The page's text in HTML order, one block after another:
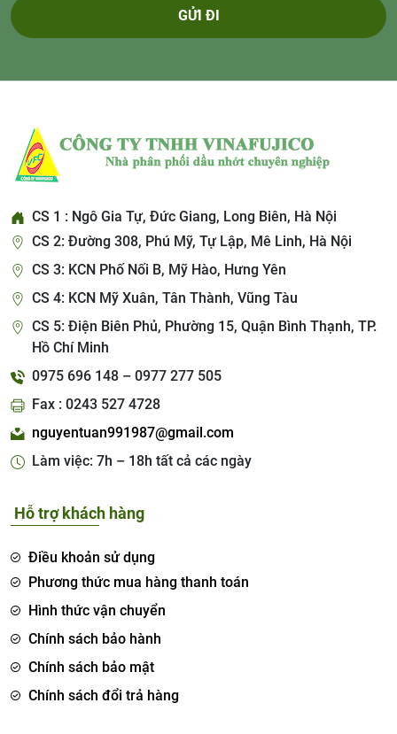
GỬI ĐI
CS 1 : Ngô Gia Tự, Đức Giang, Long Biên, Hà Nội
CS 2: Đường 308, Phú Mỹ, Tự Lập, Mê Linh, Hà Nội
CS 3: KCN Phố Nối B, Mỹ Hào, Hưng Yên
CS 4: KCN Mỹ Xuân, Tân Thành, Vũng Tàu
CS 5: Điện Biên Phủ, Phường 15, Quận Bình Thạnh, TP.
Hồ Chí Minh
0975 696 148 – 0977 277 505
Fax : 0243 527 4728
nguyentuan991987@gmail.com
Làm việc: 7h – 18h tất cả các ngày
Hỗ trợ khách hàng
Điều khoản sử dụng
Phương thức mua hàng thanh toán
Hình thức vận chuyển
Chính sách bảo hành
Chính sách bảo mật
Chính sách đổi trả hàng